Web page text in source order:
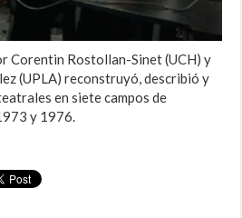
Corentin Rostollan-Sinet (UCH) y
(UPLA) reconstruyó, describió y
en siete campos de
y 1976.